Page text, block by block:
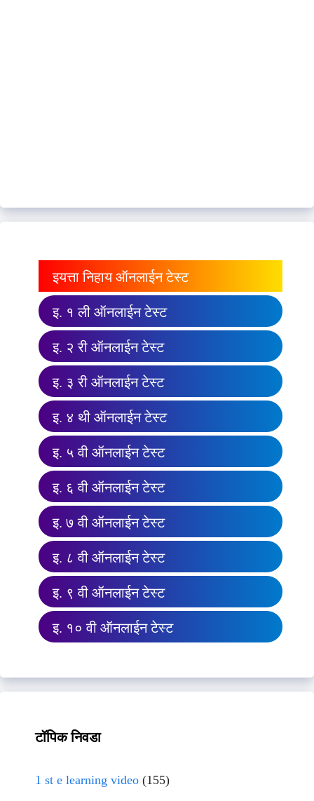
इयत्ता निहाय ऑनलाईन टेस्ट
इ. १ ली ऑनलाईन टेस्ट
इ. २ री ऑनलाईन टेस्ट
इ. ३ री ऑनलाईन टेस्ट
इ. ४ थी ऑनलाईन टेस्ट
इ. ५ वी ऑनलाईन टेस्ट
इ. ६ वी ऑनलाईन टेस्ट
इ. ७ वी ऑनलाईन टेस्ट
इ. ८ वी ऑनलाईन टेस्ट
इ. ९ वी ऑनलाईन टेस्ट
इ. १० वी ऑनलाईन टेस्ट
टॉपिक निवडा
1 st e learning video (155)